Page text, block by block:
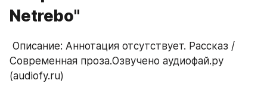
Netrebo"
Современная проза.Озвучено аудиофай.ру
(audiofy.ru)